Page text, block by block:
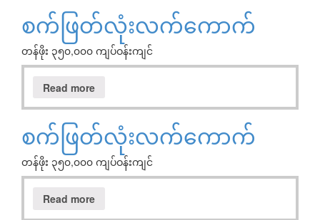
စက်ဖြတ်လုံးလက်ကောက်
တန်ဖိုး ၃၅၀,၀၀၀ ကျပ်ဝန်းကျင်
Read more
စက်ဖြတ်လုံးလက်ကောက်
တန်ဖိုး ၃၅၀,၀၀၀ ကျပ်ဝန်းကျင်
Read more